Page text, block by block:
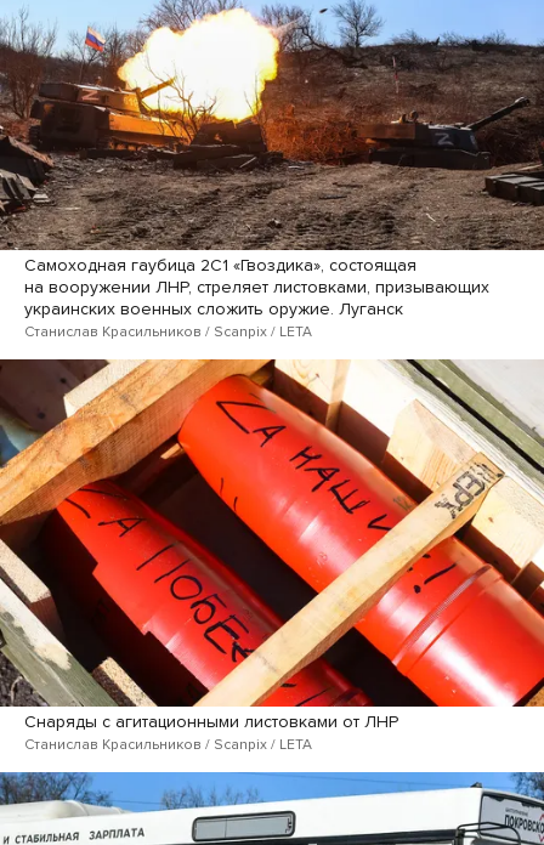
Самоходная гаубица 2С1 «Гвоздика», состоящая
на вооружении ЛНР, стреляет листовками, призывающих
украинских военных сложить оружие. Луганск
Станислав Красильников / Scanpix / LETA
Снаряды с агитационными листовками от ЛНР
Станислав Красильников / Scanpix / LETA